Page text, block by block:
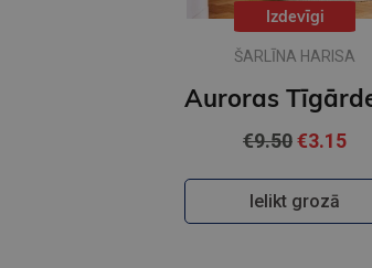
Izdevīgi
ŠARLĪNA HARISA
€9.50€3.15
Ielikt grozā